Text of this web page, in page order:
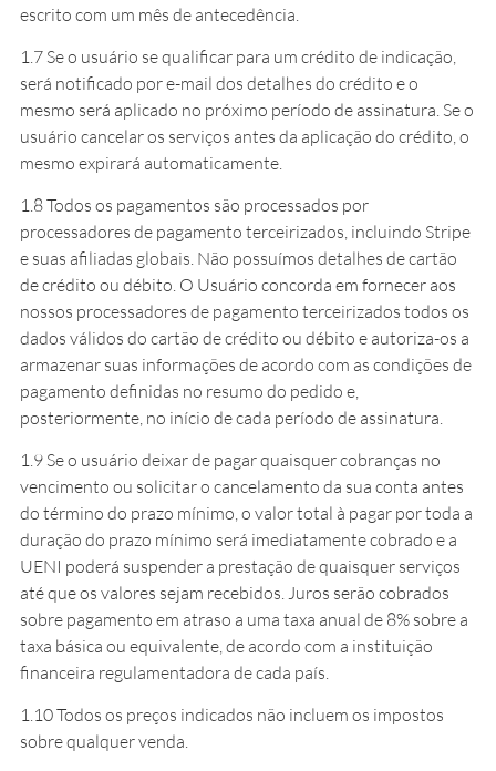
escrito com um mês de antecedência.
1.7 Se o usuário se qualificar para um crédito de indicação,
será notificado por e-mail dos detalhes do crédito e o
mesmo será aplicado no próximo período de assinatura. Se o
usuário cancelar os serviços antes da aplicação do crédito, o
mesmo expirará automaticamente.
1.8 Todos os pagamentos são processados por
processadores de pagamento terceirizados, incluindo Stripe
e suas afiliadas globais. Não possuímos detalhes de cartão
de crédito ou débito. O Usuário concorda em fornecer aos
nossos processadores de pagamento terceirizados todos os
dados válidos do cartão de crédito ou débito e autoriza-os a
armazenar suas informações de acordo com as condições de
pagamento definidas no resumo do pedido e,
posteriormente, no início de cada período de assinatura.
1.9 Se o usuário deixar de pagar quaisquer cobranças no
vencimento ou solicitar o cancelamento da sua conta antes
do término do prazo mínimo, o valor total à pagar por toda a
duração do prazo mínimo será imediatamente cobrado e a
UENI poderá suspender a prestação de quaisquer serviços
até que os valores sejam recebidos. Juros serão cobrados
sobre pagamento em atraso a uma taxa anual de 8% sobre a
taxa básica ou equivalente, de acordo com a instituição
financeira regulamentadora de cada país.
1.10 Todos os preços indicados não incluem os impostos
sobre qualquer venda.